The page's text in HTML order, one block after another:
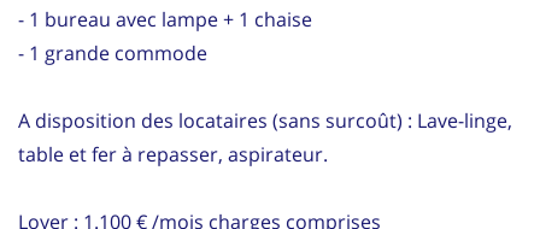
- 1 bureau avec lampe + 1 chaise
- 1 grande commode
A disposition des locataires (sans surcoût) : Lave-linge,
table et fer à repasser, aspirateur.
Loyer : 1.100 € /mois charges comprises